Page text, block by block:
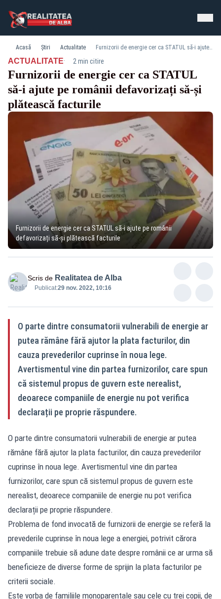
Acasă Știri Actualitate Furnizorii de energie cer ca STATUL să-i ajute pe românii defavorizați să-și plătească facturile
ACTUALITATE· 2 min citire
Furnizorii de energie cer ca STATUL
să-i ajute pe românii defavorizați să-și
plătească facturile
Furnizorii de energie cer ca STATUL să-i ajute pe românii
defavorizați să-și plătească facturile
Scris de Realitatea de Alba
Publicat:29 nov. 2022, 10:16
O parte dintre consumatorii vulnerabili de energie ar
putea rămâne fără ajutor la plata facturilor, din
cauza prevederilor cuprinse în noua lege.
Avertismentul vine din partea furnizorilor, care spun
că sistemul propus de guvern este nerealist,
deoarece companiile de energie nu pot verifica
declarații pe proprie răspundere.
O parte dintre consumatorii vulnerabili de energie ar putea
rămâne fără ajutor la plata facturilor, din cauza prevederilor
cuprinse în noua lege. Avertismentul vine din partea
furnizorilor, care spun că sistemul propus de guvern este
nerealist, deoarece companiile de energie nu pot verifica
declarații pe proprie răspundere.
Problema de fond invocată de furnizorii de energie se referă la
prevederile cuprinse în noua lege a energiei, potrivit cărora
companiile trebuie să adune date despre românii ce ar urma să
beneficieze de diverse forme de sprijin la plata facturilor pe
criterii sociale.
Este vorba de familiile monoparentale sau cele cu trei copii, de